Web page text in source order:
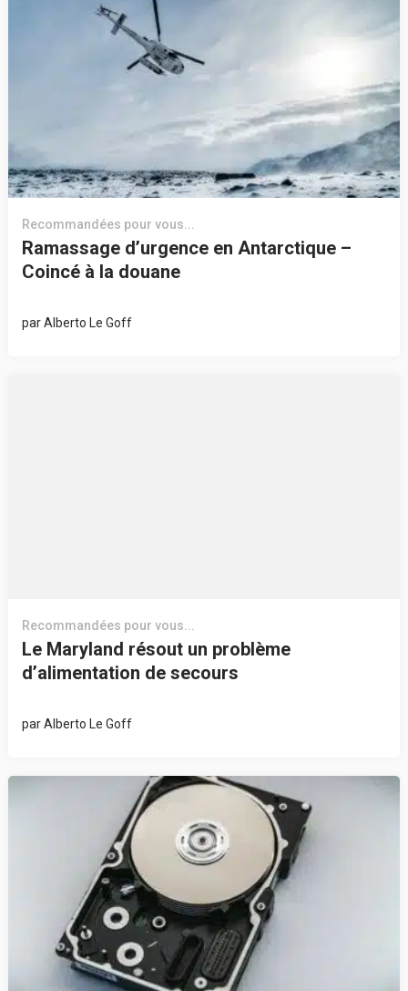
Recommandées pour vous...
Ramassage d’urgence en Antarctique –
Coincé à la douane
parAlberto Le Goff
Recommandées pour vous...
Le Maryland résout un problème
d’alimentation de secours
parAlberto Le Goff